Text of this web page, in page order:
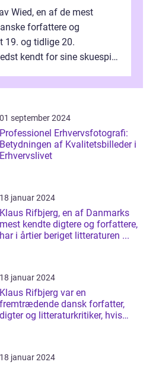
Wied, en af de mest
forfattere og
19. og tidlige 20.
kendt for sine skuespil.
01 september 2024
Professionel Erhvervsfotografi:
Betydningen af Kvalitetsbilleder i
Erhvervslivet
18 januar 2024
Klaus Rifbjerg, en af Danmarks
mest kendte digtere og forfattere,
har i årtier beriget litteraturen ...
18 januar 2024
Klaus Rifbjerg var en
fremtrædende dansk forfatter,
digter og litteraturkritiker, hvis
18 januar 2024